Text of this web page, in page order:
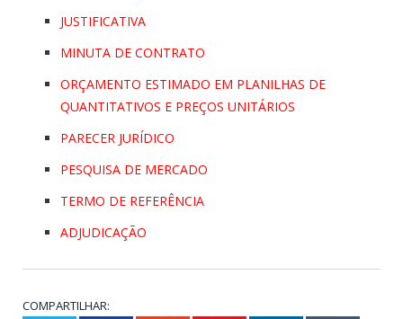
JUSTIFICATIVA
MINUTA DE CONTRATO
ORÇAMENTO ESTIMADO EM PLANILHAS DE
QUANTITATIVOS E PREÇOS UNITÁRIOS
PARECER JURÍDICO
PESQUISA DE MERCADO
TERMO DE REFERÊNCIA
ADJUDICAÇÃO
COMPARTILHAR: